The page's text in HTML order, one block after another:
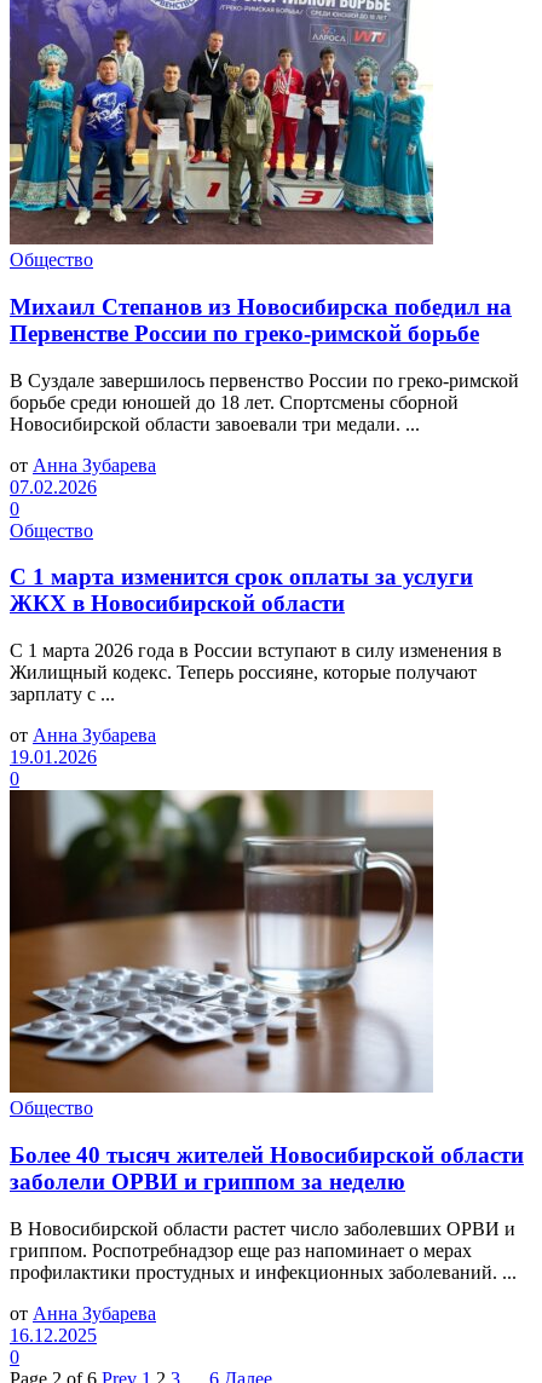
Общество
Михаил Степанов из Новосибирска победил на
Первенстве России по греко-римской борьбе
В Суздале завершилось первенство России по греко-римской
борьбе среди юношей до 18 лет. Спортсмены сборной
Новосибирской области завоевали три медали. ...
от Анна Зубарева
07.02.2026
0
Общество
С 1 марта изменится срок оплаты за услуги
ЖКХ в Новосибирской области
С 1 марта 2026 года в России вступают в силу изменения в
Жилищный кодекс. Теперь россияне, которые получают
зарплату с ...
от Анна Зубарева
19.01.2026
0
Общество
Более 40 тысяч жителей Новосибирской области
заболели ОРВИ и гриппом за неделю
В Новосибирской области растет число заболевших ОРВИ и
гриппом. Роспотребнадзор еще раз напоминает о мерах
профилактики простудных и инфекционных заболеваний. ...
от Анна Зубарева
16.12.2025
0
Page 2 of 6 Prev 1 2 3 6 Далее